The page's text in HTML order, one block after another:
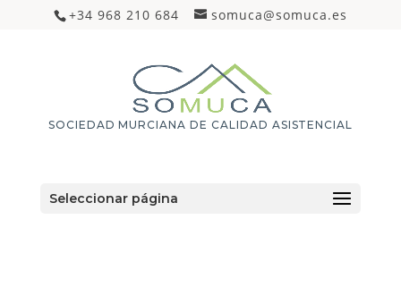
+34 968 210 684 somuca@somuca.es
SOCIEDAD MURCIANA DE CALIDAD ASISTENCIAL
Seleccionar página